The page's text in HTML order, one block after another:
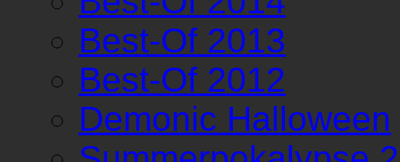
Best-Of 2013
Best-Of 2012
Demonic Halloween